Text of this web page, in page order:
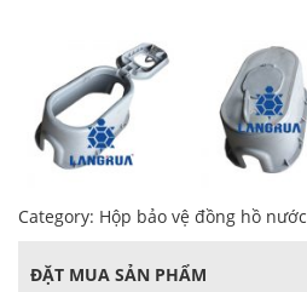
Category: Hộp bảo vệ đồng hồ nước
ĐẶT MUA SẢN PHẨM